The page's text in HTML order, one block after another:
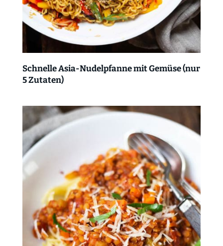
Schnelle Asia-Nudelpfanne mit Gemüse (nur
5 Zutaten)